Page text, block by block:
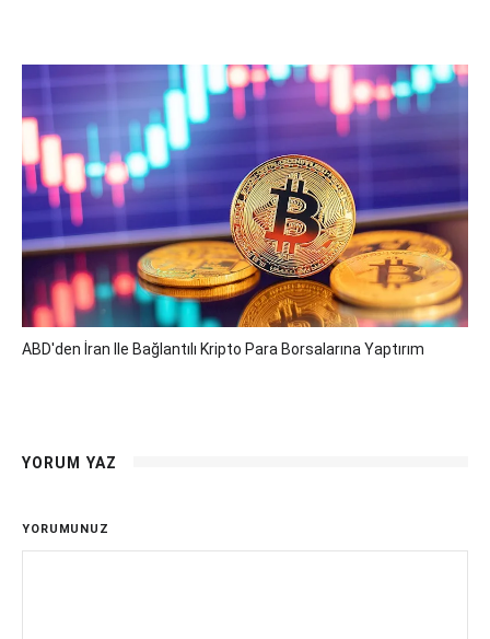
ABD'den İran Ile Bağlantılı Kripto Para Borsalarına Yaptırım
YORUM YAZ
YORUMUNUZ